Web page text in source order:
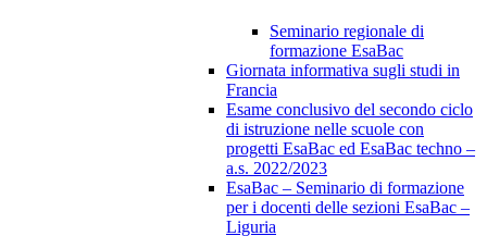
Seminario regionale di
formazione EsaBac
Giornata informativa sugli studi in
Francia
Esame conclusivo del secondo ciclo
di istruzione nelle scuole con
progetti EsaBac ed EsaBac techno –
a.s. 2022/2023
EsaBac – Seminario di formazione
per i docenti delle sezioni EsaBac –
Liguria